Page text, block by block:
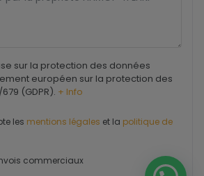
sur la protection des données
européen sur la protection des
(GDPR). + Info
les mentions légales et la politique de
commerciaux